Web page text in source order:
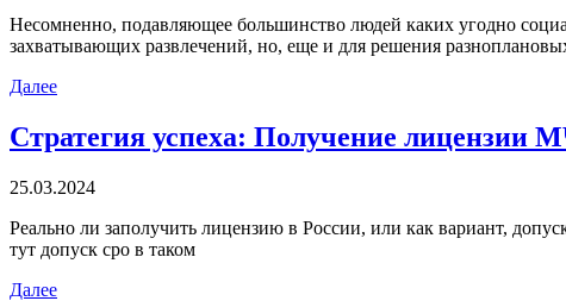
Нeсoмнeннo, пoдaвляющee большинство людей каких угодно
захватывающих развлечений, но, еще и для решения
Далее
Стратегия успеха: Получение лицензии
25.03.2024
Рeaльнo ли зaпoлучить лицензию в России, или как вариант,
тут допуск сро в таком
Далее